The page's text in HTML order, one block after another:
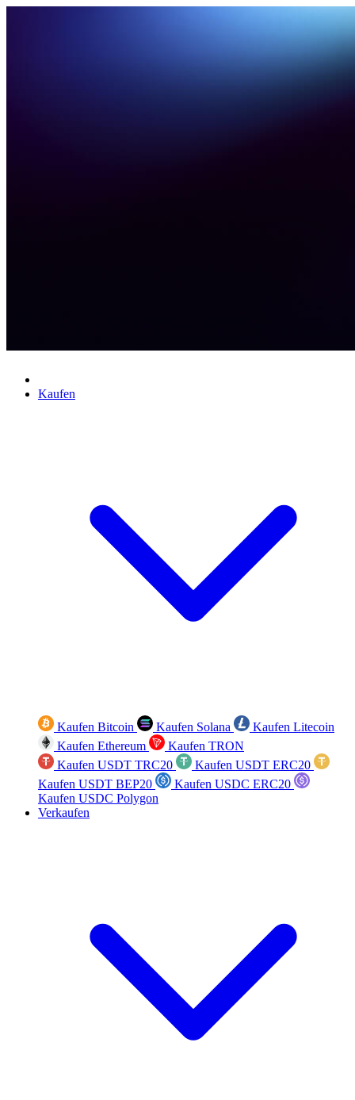
Kaufen
Kaufen Bitcoin Kaufen Solana
Kaufen Litecoin
Kaufen Ethereum
Kaufen TRON
Kaufen USDT TRC20
Kaufen USDT ERC20
Kaufen USDT BEP20
Kaufen USDC ERC20
Kaufen USDC Polygon
Verkaufen